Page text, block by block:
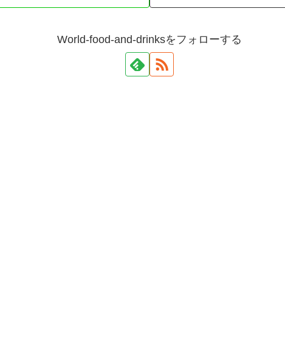
World-food-and-drinksをフォローする